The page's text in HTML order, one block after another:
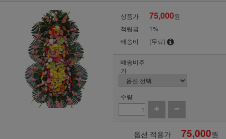
상품가 75,000원
적립금
1%
배송비
(무료)
배송비추
가
수량
옵션 적용가 75,000원